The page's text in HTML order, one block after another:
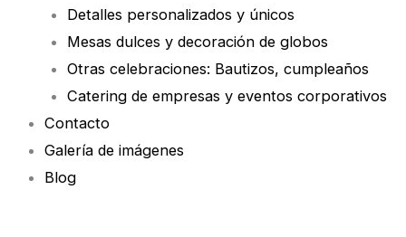
Detalles personalizados y únicos
Mesas dulces y decoración de globos
Otras celebraciones: Bautizos, cumpleaños
Catering de empresas y eventos corporativos
Contacto
Galería de imágenes
Blog